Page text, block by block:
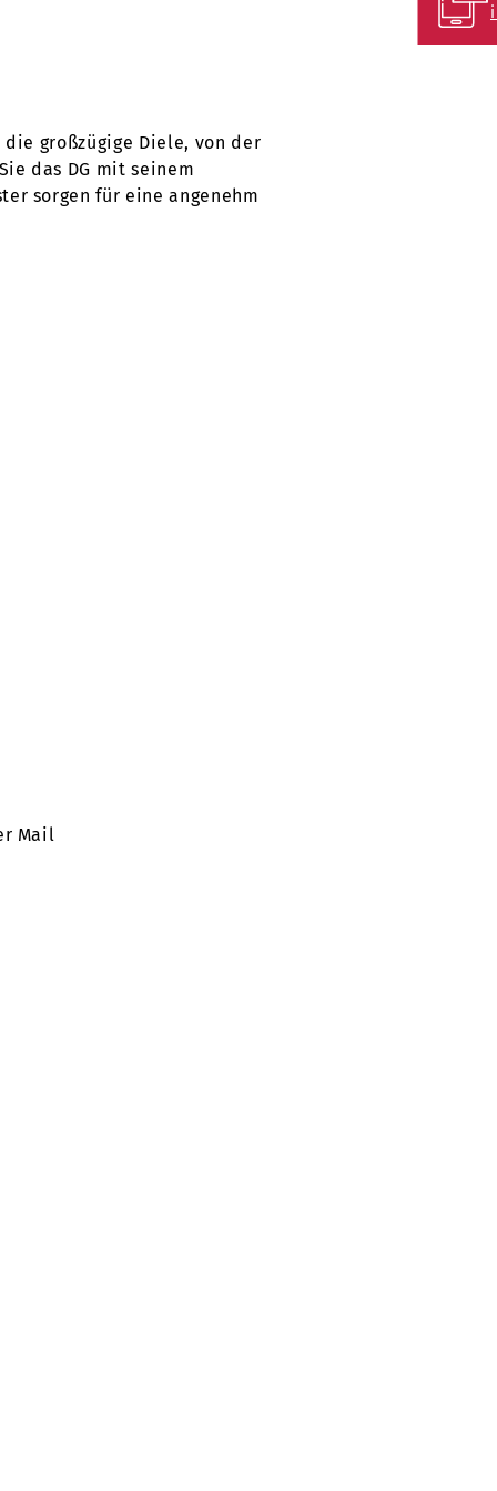
großzügige Diele, von der
das DG mit seinem
sorgen für eine angenehm
Mail